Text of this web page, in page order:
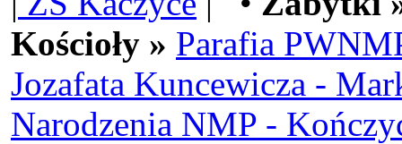
Kościoły » Parafia
Jozafata Kuncewicza -
Narodzenia NMP -